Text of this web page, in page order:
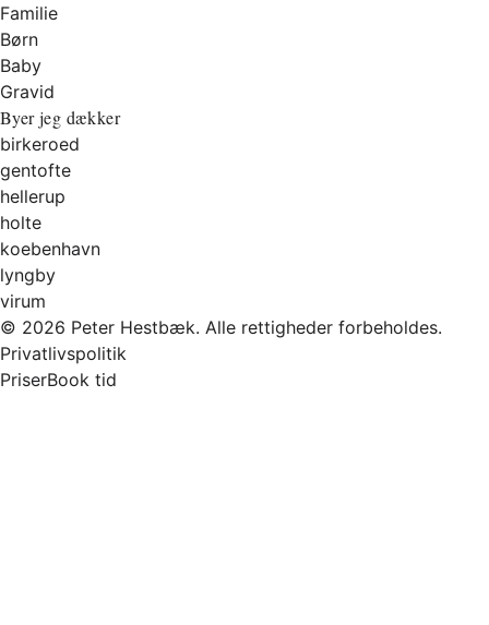
Familie
Børn
Baby
Gravid
Byer jeg dækker
birkeroed
gentofte
hellerup
holte
koebenhavn
lyngby
virum
© 2026 Peter Hestbæk. Alle rettigheder forbeholdes.
Privatlivspolitik
PriserBook tid